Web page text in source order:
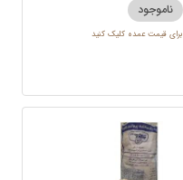
ناموجود
برای قیمت عمده کلیک کنید